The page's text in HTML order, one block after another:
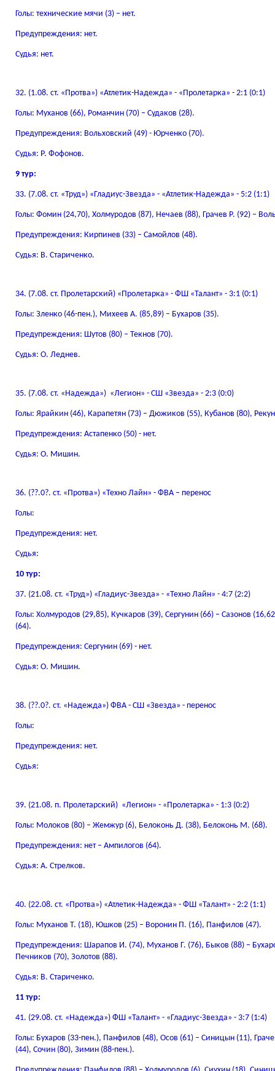
Голы: технические мячи (3) – нет.
Предупреждения: нет.
Судья: нет.
32. (1.08. ст. «Протва») «Атлетик-Надежда» - «Пролетарка» - 2:1 (0:1)
Голы: Муханов (66), Романчин (70) – Судаков (28).
Предупреждения: Вольховский (49) - Юрченко (70).
Судья: Р. Фофонов.
9 тур:
33. (7.08. ст. «Труд») «Гладиус-Звезда» - «Атлетик-Надежда» - 5:2 (1:1)
Голы: Фомин (24,70), Холмуродов (87), Нечаев (88), Грачев Р. (92) –
Предупреждения: Кирпинев (33) – Самойлов (48).
Судья: В. Стариченко.
34. (7.08. ст. Пролетарский) «Пролетарка» - ФШ «Талант» - 3:1 (0:1)
Голы: Зленко (46-пен.), Михеев А. (85,89) – Бухаров (35).
Предупреждения: Шутов (80) – Текнов (70).
Судья: О. Леднев.
35. (7.08. ст. «Надежда») «Легион» - СШ «Звезда» - 2:3 (0:0)
Голы: Ярайкин (46), Карапетян (73) – Дюжиков (55), Кубанов (80),
Предупреждения: Астапенко (50) - нет.
Судья: О. Мишин.
36. (??.0?. ст. «Протва») «Техно Лайн» - ФВА – перенос
Голы:
Предупреждения: нет.
Судья:
10 тур:
37. (21.08. ст. «Труд») «Гладиус-Звезда» - «Техно Лайн» - 4:7 (2:2)
Голы: Холмуродов (29,85), Кучкаров (39), Сергунин (66) – Сазонов
(64).
Предупреждения: Сергунин (69) - нет.
Судья: О. Мишин.
38. (??.0?. ст. «Надежда») ФВА - СШ «Звезда» - перенос
Голы:
Предупреждения: нет.
Судья:
39. (21.08. п. Пролетарский) «Легион» - «Пролетарка» - 1:3 (0:2)
Голы: Молоков (80) – Жемжур (6), Белоконь Д. (38), Белоконь М. (68).
Предупреждения: нет – Ампилогов (64).
Судья: А. Стрелков.
40. (22.08. ст. «Протва») «Атлетик-Надежда» - ФШ «Талант» - 2:2 (1:1)
Голы: Муханов Т. (18), Юшков (25) – Воронин П. (16), Панфилов (47).
Предупреждения: Шарапов И. (74), Муханов Г. (76), Быков (88) –
Печников (70), Золотов (88).
Судья: В. Стариченко.
11 тур:
41. (29.08. ст. «Надежда») ФШ «Талант» - «Гладиус-Звезда» - 3:7 (1:4)
Голы: Бухаров (33-пен.), Панфилов (48), Осов (61) – Синицын (11),
(44), Сочин (80), Зимин (88-пен.).